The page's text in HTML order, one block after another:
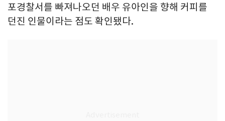
포경찰서를 빠져나오던 배우 유아인을 향해 커피를
던진 인물이라는 점도 확인됐다.